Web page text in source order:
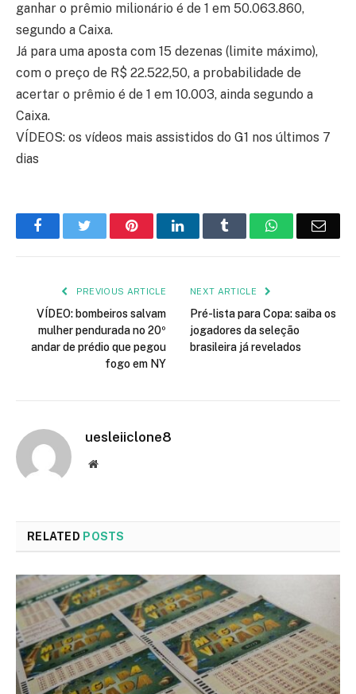
ganhar o prêmio milionário é de 1 em 50.063.860,
segundo a Caixa.
Já para uma aposta com 15 dezenas (limite máximo),
com o preço de R$ 22.522,50, a probabilidade de
acertar o prêmio é de 1 em 10.003, ainda segundo a
Caixa.
VÍDEOS: os vídeos mais assistidos do G1 nos últimos 7
dias
FacebookTwitter PinterestLinkedIn Tumblr WhatsApp
PREVIOUS ARTICLE
VÍDEO: bombeiros salvam
mulher pendurada no 20º
andar de prédio que pegou
fogo em NY
NEXT ARTICLE
Pré-lista para Copa: saiba os
jogadores da seleção
brasileira já revelados
uesleiiclone8
Website
RELATED POSTS